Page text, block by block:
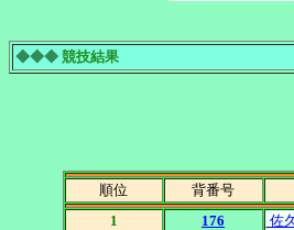
◆◆◆ 競技結果
順位 背番号
1
176 佐